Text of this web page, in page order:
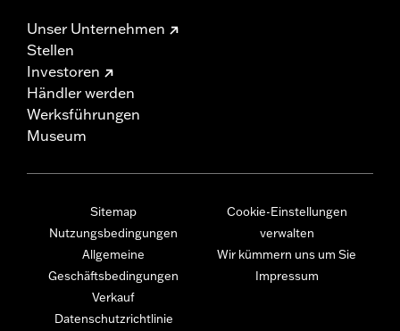
Unser Unternehmen
Stellen
Investoren
Händler werden
Werksführungen
Museum
Sitemap
Nutzungsbedingungen
Allgemeine
Geschäftsbedingungen
Verkauf
Datenschutzrichtlinie
Cookie-Einstellungen
verwalten
Wir kümmern uns um Sie
Impressum